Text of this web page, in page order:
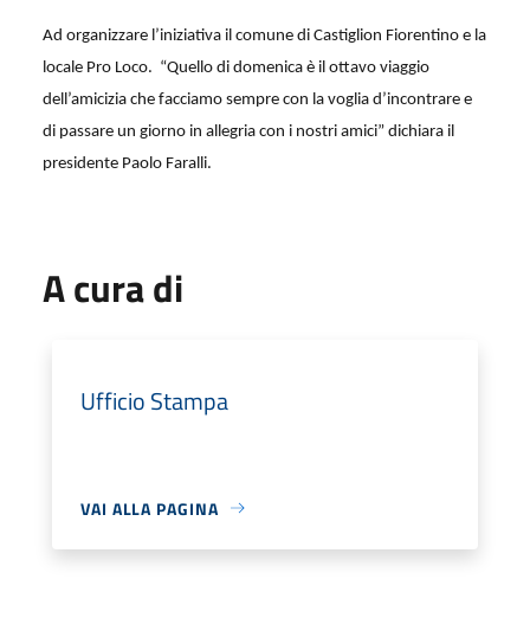
Ad organizzare l’iniziativa il comune di Castiglion Fiorentino e la
locale Pro Loco. “Quello di domenica è il ottavo viaggio
dell’amicizia che facciamo sempre con la voglia d’incontrare e
di passare un giorno in allegria con i nostri amici” dichiara il
presidente Paolo Faralli.
A cura di
Ufficio Stampa
VAI ALLA PAGINA